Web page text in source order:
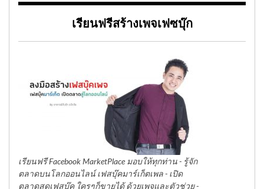
เรียนฟรีสร้างเพจเฟซบุ๊ก
เรียนฟรี Facebook MarketPlace มอบให้ทุกท่าน - รู้จัก
ตลาดบนโลกออนไลน์ เฟสบุ๊คมาร์เก็ตเพล - เปิด
ตลาดสดเฟสบุ๊ค ใครๆก็ขายได้ ด้วยเพจและตัวช่วย -